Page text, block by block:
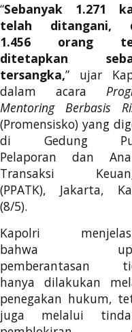
“Sebanyak 1.271
telah ditangani,
1.456 orang
ditetapkan
tersangka,” ujar
dalam acara
Mentoring Berbasis
(Promensisko) yang
di Gedung
Pelaporan dan
Transaksi
(PPATK), Jakarta,
(8/5).
Kapolri
bahwa
pemberantasan
hanya dilakukan
penegakan hukum,
juga melalui